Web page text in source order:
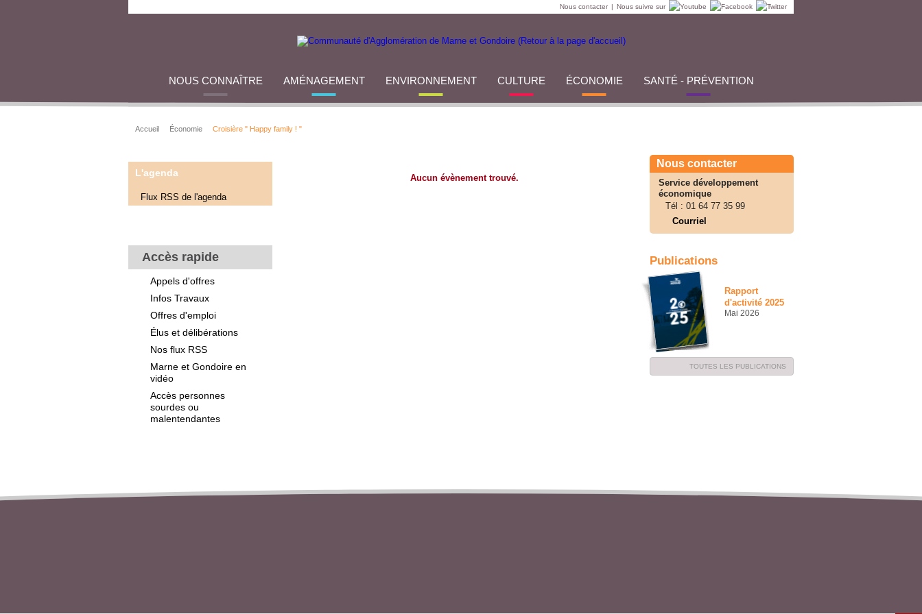
Nous contacter | Nous suivre sur
NOUS CONNAÎTRE AMÉNAGEMENT ENVIRONNEMENT CULTURE ÉCONOMIE SANTÉ - PRÉVENTION
Accueil Économie Croisière " Happy family ! "
L'agenda
Flux RSS de l'agenda
Accès rapide
Appels d'offres
Infos Travaux
Offres d'emploi
Élus et délibérations
Nos flux RSS
Marne et Gondoire en
vidéo
Accès personnes
sourdes ou
malentendantes
Aucun évènement trouvé.
Nous contacter
Service développement
économique
Tél : 01 64 77 35 99
Courriel
Publications
Rapport
d'activité 2025
Mai 2026
TOUTES LES PUBLICATIONS